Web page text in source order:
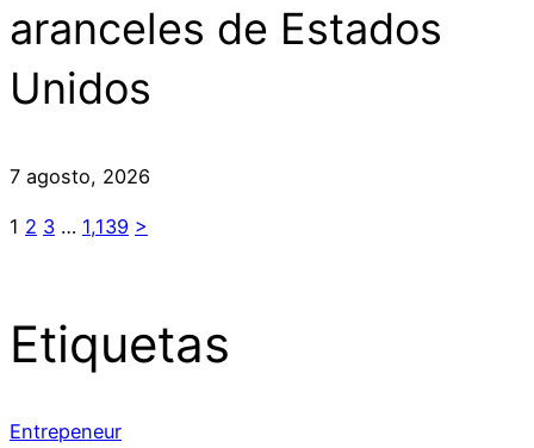
aranceles de Estados
Unidos
7 agosto, 2026
1 2 3 … 1,139 >
Etiquetas
Entrepeneur